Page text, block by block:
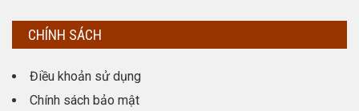
CHÍNH SÁCH
Điều khoản sử dụng
Chính sách bảo mật